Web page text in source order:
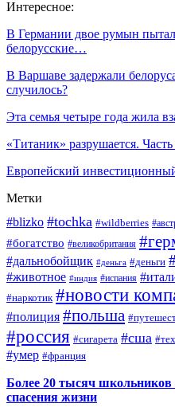
Интересное:
В Германии двое румын
белорусские…
В Варшаве задержали
случилось?
Эта семья четыре года жила
«Титаник» разрушается.
Европейский
Метки
#blizko #tochka #wildberries
#богатство #великобритания
#дальнобойщик #деньга #деньги
#животное #индия #испания
#наркотик #новости
#полиция #польша
#россия #сигарета #сша
#умер #франция
Более 20 тысяч
спасения жизни